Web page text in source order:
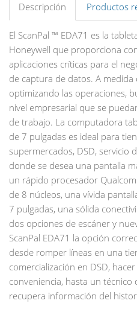
Descripción Productos
El ScanPal ™ EDA71 es la
Honeywell que proporciona
aplicaciones críticas para el
de captura de datos. A
optimizando las operaciones,
nivel empresarial que se
de trabajo. La computadora
de 7 pulgadas es ideal para
supermercados, DSD, servicio
donde se desea una pantalla
un rápido procesador
de 8 núcleos, una vívida
7 pulgadas, una sólida
dos opciones de escáner y
ScanPal EDA71 la opción
desde romper líneas en una
comercialización en DSD,
conveniencia, hasta un
recupera información del